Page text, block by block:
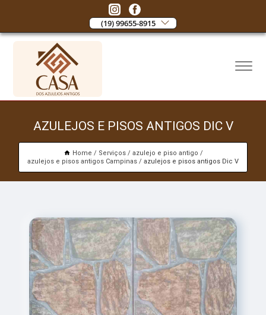
(19) 99655-8915
AZULEJOS E PISOS ANTIGOS DIC V
Home Serviços
azulejo e piso antigo
azulejos e pisos antigos Campinas
azulejos e pisos antigos Dic V